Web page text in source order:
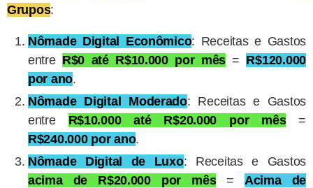
Grupos:
Nômade Digital Econômico: Receitas e Gastos
entre R$0 até R$10.000 por mês= R$120.000
por ano.
Nômade Digital Moderado: Receitas e Gastos
entre
R$10.000 até R$20.000 por mês=
R$240.000 por ano.
Nômade Digital de Luxo: Receitas e Gastos
acima de
R$20.000 por mês= Acima de